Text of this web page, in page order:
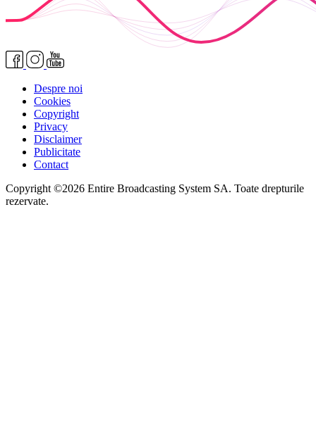
Despre noi
Cookies
Copyright
Privacy
Disclaimer
Publicitate
Contact
Copyright ©2026 Entire Broadcasting System SA. Toate drepturile
rezervate.